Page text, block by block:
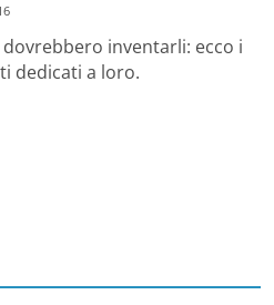
inventarli: ecco i
dedicati a loro.